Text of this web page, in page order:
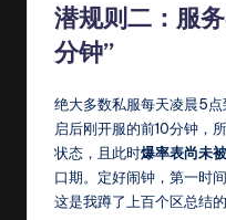
潜规则二：服
分钟”
绝大多数私服每天凌晨5
启后刚开服的前10分钟，
状态，且此时爆率表尚未
口期。定好闹钟，第一时
这是我蹲了上百个区总结的